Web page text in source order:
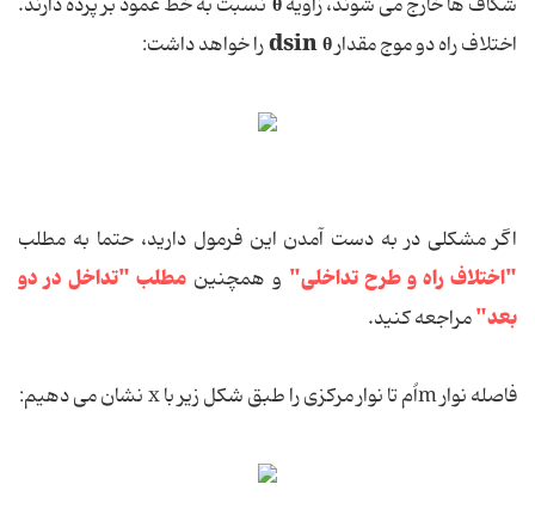
اختلاف راه دو موج مقدارdsin θرا خواهد داشت:
اگر مشکلی در به دست آمدن این فرمول دارید، حتما به مطلب
"اختلاف راه و طرح تداخلی" و همچنین مطلب "تداخل در دو
بعد"مراجعه کنید.
فاصله نوار mاُم تا نوار مرکزی را طبق شکل زیر با x نشان می دهیم: